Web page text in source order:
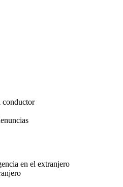
conductor
en el extranjero